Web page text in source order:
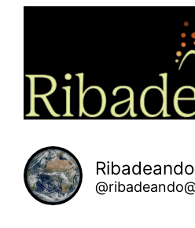
Ribadeando